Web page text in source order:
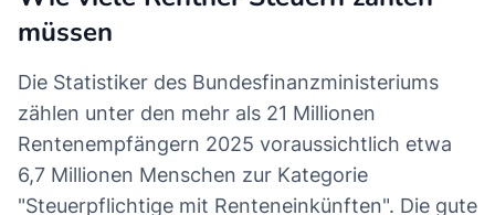
müssen
Die Statistiker des Bundesfinanzministeriums
zählen unter den mehr als 21 Millionen
Rentenempfängern 2025 voraussichtlich etwa
6,7 Millionen Menschen zur Kategorie
"Steuerpflichtige mit Renteneinkünften". Die gute